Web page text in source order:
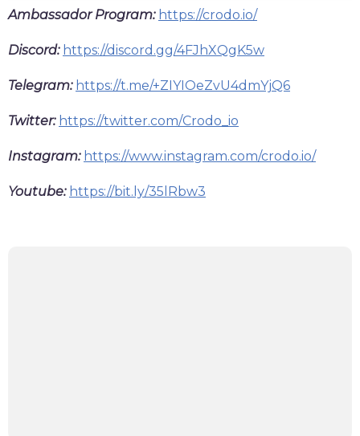
Ambassador Program: https://crodo.io/
Discord: https://discord.gg/4FJhXQgK5w
Telegram: https://t.me/+ZIYIOeZvU4dmYjQ6
Twitter: https://twitter.com/Crodo_io
Instagram: https://www.instagram.com/crodo.io/
Youtube: https://bit.ly/35lRbw3